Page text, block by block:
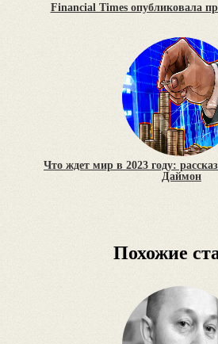
Financial Times опубликовала
Что ждет мир в 2023 году:
Даймон
Похожие